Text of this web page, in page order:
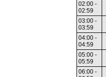
02:00 -
02:59
03:00 -
03:59
04:00 -
04:59
05:00 -
05:59
06:00 -